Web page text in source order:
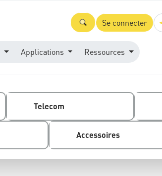
Se connecter
Applications Ressources
Telecom
Accessoires